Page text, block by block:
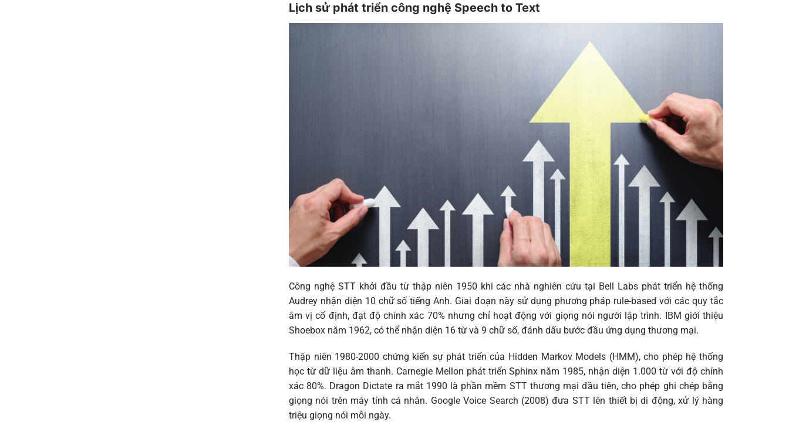
Lịch sử phát triển công nghệ Speech to Text
Công nghệ STT khởi đầu từ thập niên 1950 khi các nhà nghiên cứu tại Bell Labs phát triển hệ thống
Audrey nhận diện 10 chữ số tiếng Anh. Giai đoạn này sử dụng phương pháp rule-based với các quy tắc
âm vị cố định, đạt độ chính xác 70% nhưng chỉ hoạt động với giọng nói người lập trình. IBM giới thiệu
Shoebox năm 1962, có thể nhận diện 16 từ và 9 chữ số, đánh dấu bước đầu ứng dụng thương mại.
Thập niên 1980-2000 chứng kiến sự phát triển của Hidden Markov Models (HMM), cho phép hệ thống
học từ dữ liệu âm thanh. Carnegie Mellon phát triển Sphinx năm 1985, nhận diện 1.000 từ với độ chính
xác 80%. Dragon Dictate ra mắt 1990 là phần mềm STT thương mại đầu tiên, cho phép ghi chép bằng
giọng nói trên máy tính cá nhân. Google Voice Search (2008) đưa STT lên thiết bị di động, xử lý hàng
triệu giọng nói mỗi ngày.